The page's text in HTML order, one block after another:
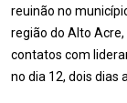
reuinão no
região do Alto
contatos com
no dia 12, dois dias